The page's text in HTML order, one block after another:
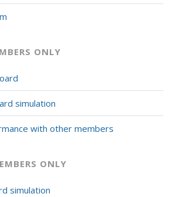
ONLY
simulation
with other members
ONLY
simulation